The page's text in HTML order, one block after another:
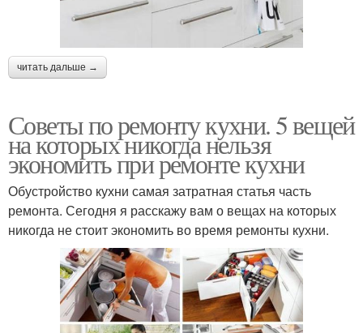
читать дальше →
Советы по ремонту кухни. 5 вещей
на которых никогда нельзя
экономить при ремонте кухни
Обустройство кухни самая затратная статья часть
ремонта. Сегодня я расскажу вам о вещах на которых
никогда не стоит экономить во время ремонты кухни.